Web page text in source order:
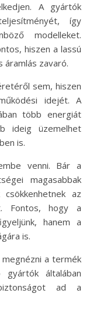
A gyártók
így
modelleket.
hiszen a lassú
áramlás zavaró.
sem, hiszen
idejét. A
több energiát
ideig üzemelhet
is.
venni. Bár a
magasabbak
az
Fontos, hogy a
hanem a
is.
a termék
gyártók általában
ad a